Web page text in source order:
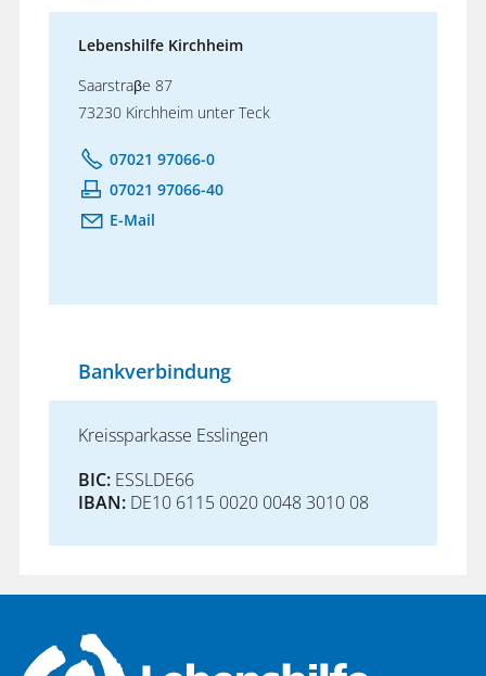
Lebenshilfe Kirchheim
Saarstraβe 87
73230 Kirchheim unter Teck
07021 97066-0
07021 97066-40
E-Mail
Bankverbindung
Kreissparkasse Esslingen
BIC: ESSLDE66
IBAN: DE10 6115 0020 0048 3010 08